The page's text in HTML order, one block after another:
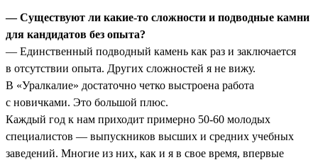
— Существуют ли какие-то сложности и подводные камни
для кандидатов без опыта?
— Единственный подводный камень как раз и заключается
в отсутствии опыта. Других сложностей я не вижу.
В «Уралкалие» достаточно четко выстроена работа
с новичками. Это большой плюс.
Каждый год к нам приходит примерно 50-60 молодых
специалистов — выпускников высших и средних учебных
заведений. Многие из них, как и я в свое время, впервые